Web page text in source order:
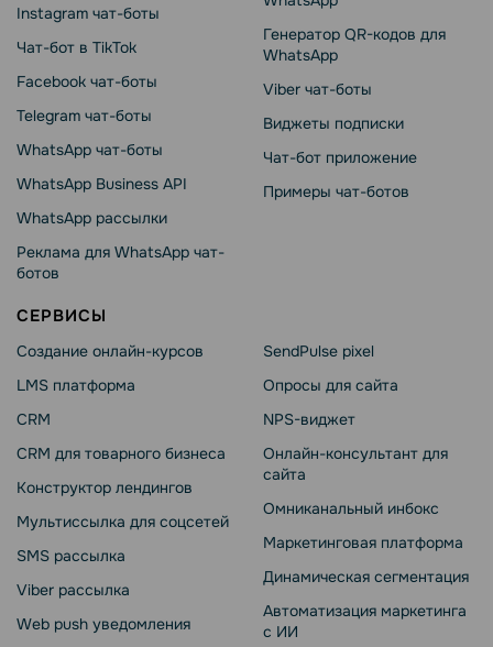
Instagram чат-боты
Чат-бот в TikTok
Facebook чат-боты
Telegram чат-боты
WhatsApp чат-боты
WhatsApp Business API
WhatsApp рассылки
Реклама для WhatsApp чат-
ботов
Генератор QR-кодов для
WhatsApp
Viber чат-боты
Виджеты подписки
Чат-бот приложение
Примеры чат-ботов
СЕРВИСЫ
Создание онлайн-курсов
LMS платформа
CRM
CRM для товарного бизнеса
Конструктор лендингов
Мультиссылка для соцсетей
SMS рассылка
Viber рассылка
Web push уведомления
SendPulse pixel
Опросы для сайта
NPS-виджет
Онлайн-консультант для
сайта
Омниканальный инбокс
Маркетинговая платформа
Динамическая сегментация
Автоматизация маркетинга
с ИИ